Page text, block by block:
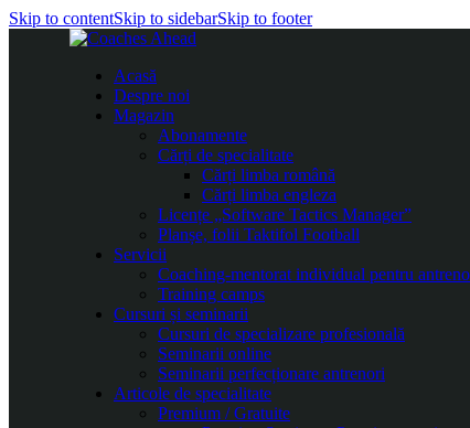
Skip to contentSkip to sidebarSkip to footer
Acasă
Despre noi
Magazin
Abonamente
Cărți de specialitate
Cărți limba română
Cărți limba engleza
Licențe „Software Tactics Manager”
Planșe, folii Taktifol Football
Servicii
Coaching-mentorat individual pentru
Training camps
Cursuri și seminarii
Cursuri de specializare profesională
Seminarii online
Seminarii perfecționare antrenori
Articole de specialitate
Premium / Gratuite